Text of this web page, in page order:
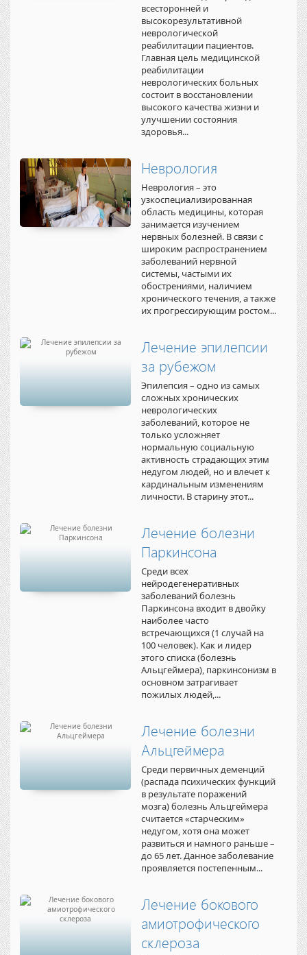
всесторонней и
высокорезультативной
неврологической
реабилитации пациентов.
Главная цель медицинской
реабилитации
неврологических больных
состоит в восстановлении
высокого качества жизни и
улучшении состояния
здоровья...
Неврология
Неврология – это
узкоспециализированная
область медицины, которая
занимается изучением
нервных болезней. В связи с
широким распространением
заболеваний нервной
системы, частыми их
обострениями, наличием
хронического течения, а также
их прогрессирующим ростом...
Лечение эпилепсии
за рубежом
Эпилепсия – одно из самых
сложных хронических
неврологических
заболеваний, которое не
только усложняет
нормальную социальную
активность страдающих этим
недугом людей, но и влечет к
кардинальным изменениям
личности. В старину этот...
Лечение болезни
Паркинсона
Среди всех
нейродегенеративных
заболеваний болезнь
Паркинсона входит в двойку
наиболее часто
встречающихся (1 случай на
100 человек). Как и лидер
этого списка (болезнь
Альцгеймера), паркинсонизм в
основном затрагивает
пожилых людей,...
Лечение болезни
Альцгеймера
Среди первичных деменций
(распада психических функций
в результате поражений
мозга) болезнь Альцгеймера
считается «старческим»
недугом, хотя она может
развиться и намного раньше –
до 65 лет. Данное заболевание
проявляется постепенным...
Лечение бокового
амиотрофического
склероза